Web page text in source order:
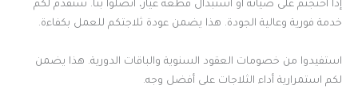
إذا احتجتم على صيانة أو استبدال قطعة غيار، اتصلوا بنا. سنقدم لكم
خدمة فورية وعالية الجودة. هذا يضمن عودة ثلاجتكم للعمل بكفاءة.
استفيدوا من خصومات العقود السنوية والباقات الدورية. هذا يضمن
لكم استمرارية أداء الثلاجات على أفضل وجه.